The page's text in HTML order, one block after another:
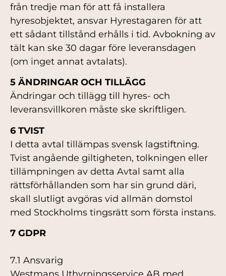
från tredje man för att få installera
hyresobjektet, ansvar Hyrestagaren för att
ett sådant tillstånd erhålls i tid. Avbokning av
tält kan ske 30 dagar före leveransdagen
(om inget annat avtalats).
5 ÄNDRINGAR OCH TILLÄGG
Ändringar och tillägg till hyres- och
leveransvillkoren måste ske skriftligen.
6 TVIST
I detta avtal tillämpas svensk lagstiftning.
Tvist angående giltigheten, tolkningen eller
tillämpningen av detta Avtal samt alla
rättsförhållanden som har sin grund däri,
skall slutligt avgöras vid allmän domstol
med Stockholms tingsrätt som första instans.
7 GDPR
7.1 Ansvarig